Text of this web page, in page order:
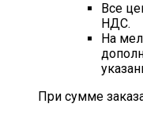
Все
НДС.
На
При сумме